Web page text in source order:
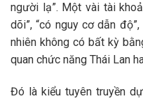
người lạ”. Một vài tài
dõi”, “có nguy cơ dẫn
nhiên không có bất kỳ
quan chức năng Thái Lan
Đó là kiểu tuyên truyền